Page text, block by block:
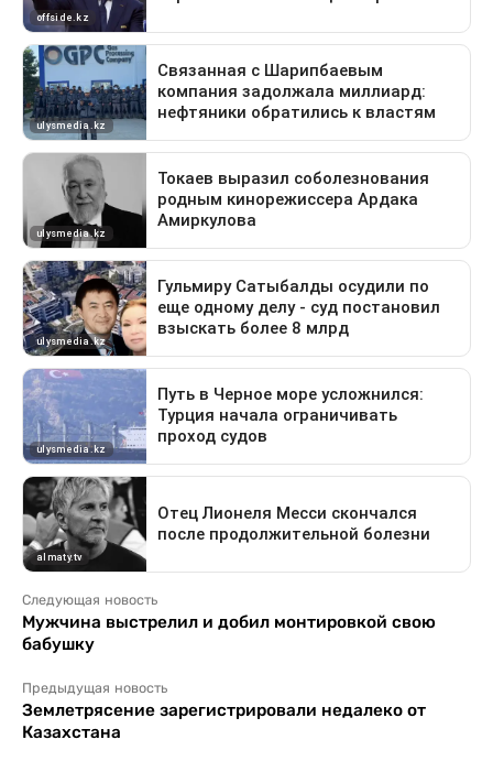
Следующая новость
Мужчина выстрелил и добил монтировкой свою
бабушку
Предыдущая новость
Землетрясение зарегистрировали недалеко от
Казахстана